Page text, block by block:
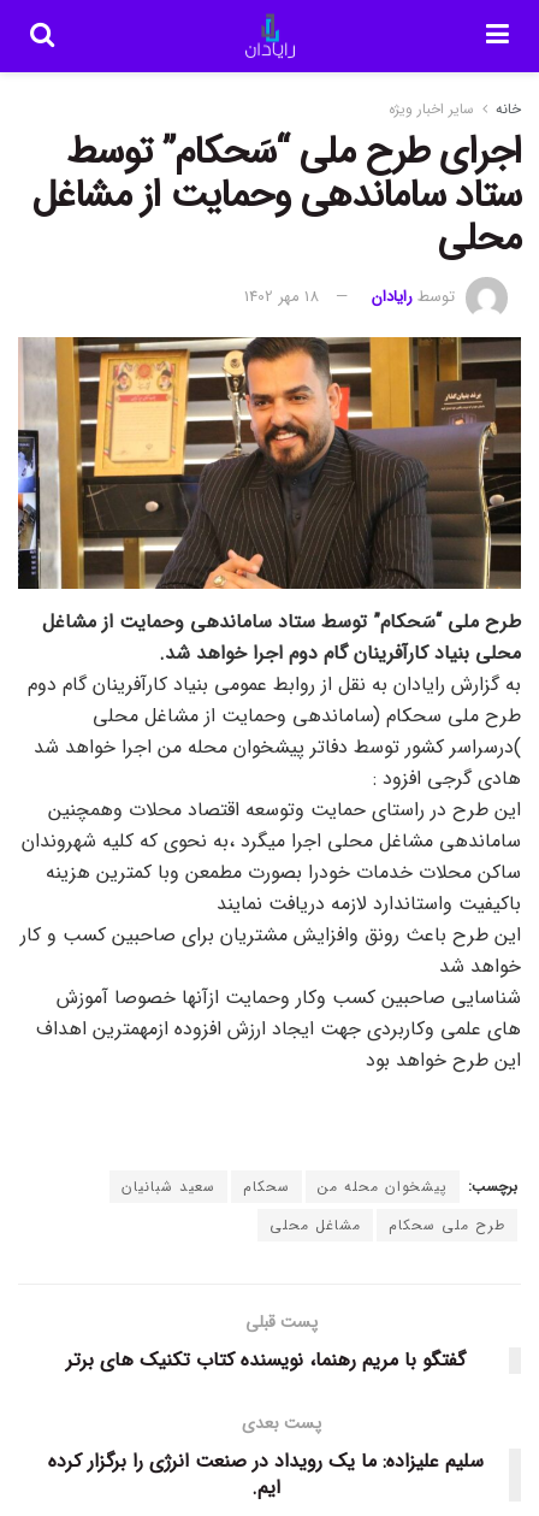
خانه سایر اخبار ویژه
اجرای طرح ملی “سَحکام” توسط
ستاد ساماندهی وحمایت از مشاغل
محلی
توسطرایادان 18 مهر 1402
طرح ملی “سَحکام” توسط ستاد ساماندهی وحمایت از مشاغل
محلی بنیاد کارآفرینان گام دوم اجرا خواهد شد.
به گزارش رایادان به نقل از روابط عمومی بنیاد کارآفرینان گام دوم
طرح ملی سحکام (ساماندهی وحمایت از مشاغل محلی
)درسراسر کشور توسط دفاتر پیشخوان محله من اجرا خواهد شد
هادی گرجی افزود :
این طرح در راستای حمایت وتوسعه اقتصاد محلات وهمچنین
ساماندهی مشاغل محلی اجرا میگرد ،به نحوی که کلیه شهروندان
ساکن محلات خدمات خودرا بصورت مطمعن وبا کمترین هزینه
باکیفیت واستاندارد لازمه دریافت نمایند
این طرح باعث رونق وافزایش مشتریان برای صاحبین کسب و کار
خواهد شد
شناسایی صاحبین کسب وکار وحمایت ازآنها خصوصا آموزش
های علمی وکاربردی جهت ایجاد ارزش افزوده ازمهمترین اهداف
این طرح خواهد بود
برچسب: پیشخوان محله من سحکام
سعید شبانیان
طرح ملی سحکام
مشاغل محلی
پست قبلی
گفتگو با مریم رهنما، نویسنده کتاب تکنیک های برتر
پست بعدی
سلیم علیزاده: ما یک رویداد در صنعت انرژی را برگزار کرده
ایم.